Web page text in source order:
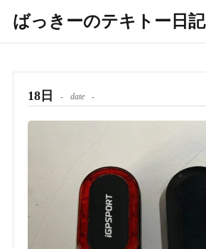
ばっきーのテキトー日記
18日 date